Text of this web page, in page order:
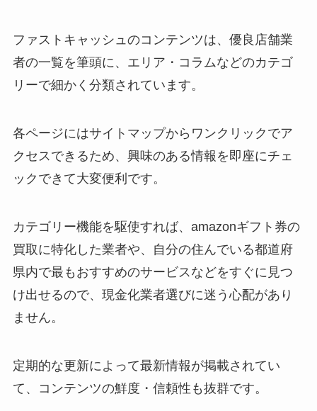
ファストキャッシュのコンテンツは、優良店舗業
者の一覧を筆頭に、エリア・コラムなどのカテゴ
リーで細かく分類されています。
各ページにはサイトマップからワンクリックでア
クセスできるため、興味のある情報を即座にチェ
ックできて大変便利です。
カテゴリー機能を駆使すれば、amazonギフト券の
買取に特化した業者や、自分の住んでいる都道府
県内で最もおすすめのサービスなどをすぐに見つ
け出せるので、現金化業者選びに迷う心配があり
ません。
定期的な更新によって最新情報が掲載されてい
て、コンテンツの鮮度・信頼性も抜群です。